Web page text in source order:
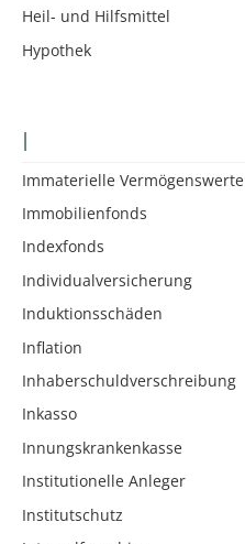
Heil- und Hilfsmittel
Hypothek
I
Immaterielle Vermögenswerte
Immobilienfonds
Indexfonds
Individualversicherung
Induktionsschäden
Inflation
Inhaberschuldverschreibung
Inkasso
Innungskrankenkasse
Institutionelle Anleger
Institutschutz